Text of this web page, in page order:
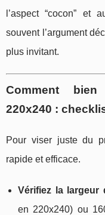
l’aspect “cocon” et
souvent l’argument
plus invitant.
Comment
220x240 :
Pour viser juste du
rapide et efficace.
Vérifiez la largeur
en 220x240) ou